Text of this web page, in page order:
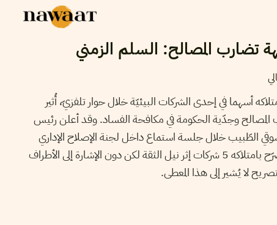
تضارب المصالح: السلم الزمني
أسهما في إحدى الشركات البيئيّة خلال حوار تلفزيّ، أُثير
وجدّية الحكومة في مكافحة الفساد. وقد أعلن رئيس
شوقي الطّبيب خلال جلسة استماع داخل لجنة الإصلاح الإداري
بالبرلمان أنّ رئيس الحكومة قد صرّح بامتلاكه 5 شركات إثر نيل الثقة لكن دون الإشارة إلى الأطراف
لا يُشير إلى هذا المعطى.